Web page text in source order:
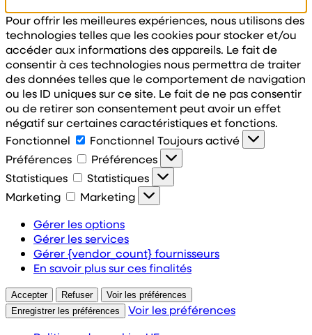
Pour offrir les meilleures expériences, nous utilisons des
technologies telles que les cookies pour stocker et/ou
accéder aux informations des appareils. Le fait de
consentir à ces technologies nous permettra de traiter
des données telles que le comportement de navigation
ou les ID uniques sur ce site. Le fait de ne pas consentir
ou de retirer son consentement peut avoir un effet
négatif sur certaines caractéristiques et fonctions.
Fonctionnel
Fonctionnel Toujours activé
Préférences
Préférences
Statistiques
Statistiques
Marketing
Marketing
Gérer les options
Gérer les services
Gérer {vendor_count} fournisseurs
En savoir plus sur ces finalités
Accepter Refuser
Voir les préférences
Enregistrer les préférences
Voir les préférences